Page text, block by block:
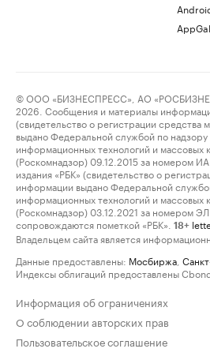
© ООО «БИЗНЕСПРЕСС», АО
2026. Сообщения и материалы
(свидетельство о регистрации средства
выдано Федеральной службой по надзору
информационных технологий и массовых
(Роскомнадзор) 09.12.2015 за номером
издания «РБК» (свидетельство о
информации выдано Федеральной
информационных технологий и массовых
(Роскомнадзор) 03.12.2021 за номером
сопровождаются пометкой «РБК».
18+
Владельцем сайта является
Данные предоставлены: Мосбиржа
Индексы облигаций предоставлены
Информация об ограничениях
О соблюдении авторских прав
Пользовательское соглашение